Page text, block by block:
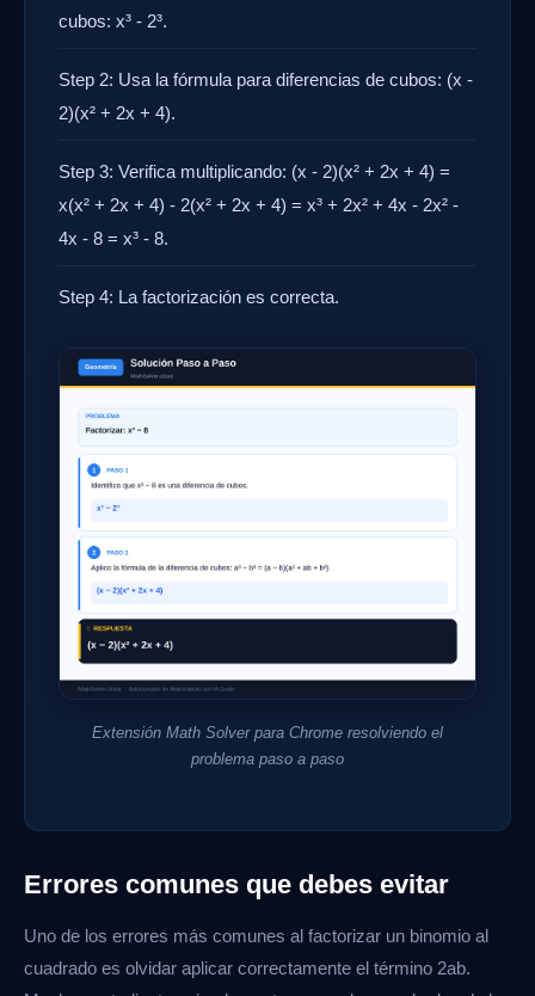
cubos: x³ - 2³.
Step 2: Usa la fórmula para diferencias de cubos: (x -
2)(x² + 2x + 4).
Step 3: Verifica multiplicando: (x - 2)(x² + 2x + 4) =
x(x² + 2x + 4) - 2(x² + 2x + 4) = x³ + 2x² + 4x - 2x² -
4x - 8 = x³ - 8.
Step 4: La factorización es correcta.
Extensión Math Solver para Chrome resolviendo el
problema paso a paso
Errores comunes que debes evitar
Uno de los errores más comunes al factorizar un binomio al
cuadrado es olvidar aplicar correctamente el término 2ab.